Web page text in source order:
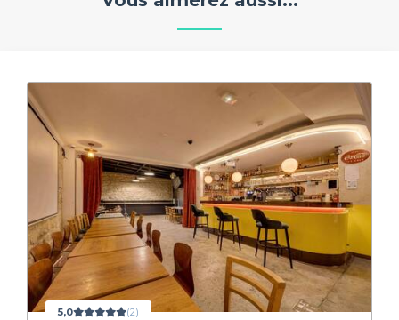
5,0 (2)